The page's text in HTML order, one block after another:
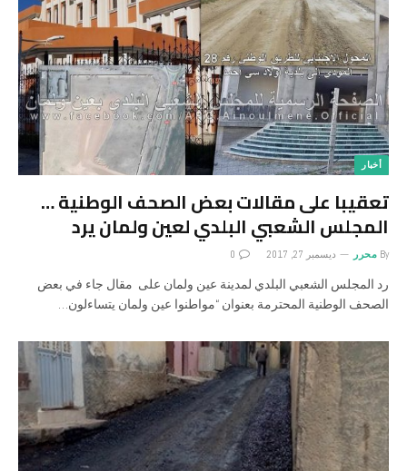
أخبار
تعقيبا على مقالات بعض الصحف الوطنية …
المجلس الشعبي البلدي لعين ولمان يرد
By محرر ديسمبر 27, 2017 0
رد المجلس الشعبي البلدي لمدينة عين ولمان على مقال جاء في بعض
الصحف الوطنية المحترمة بعنوان “مواطنوا عين ولمان يتساءلون…